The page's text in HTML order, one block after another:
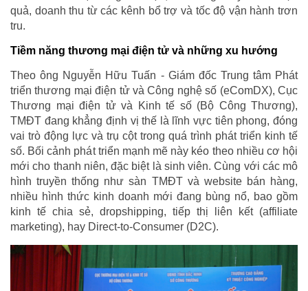
quả, doanh thu từ các kênh bổ trợ và tốc độ vận hành trơn
tru.
Tiềm năng thương mại điện tử và những xu hướng
Theo ông Nguyễn Hữu Tuấn - Giám đốc Trung tâm Phát
triển thương mại điện tử và Công nghệ số (eComDX), Cục
Thương mại điện tử và Kinh tế số (Bộ Công Thương),
TMĐT đang khẳng định vị thế là lĩnh vực tiên phong, đóng
vai trò động lực và trụ cột trong quá trình phát triển kinh tế
số. Bối cảnh phát triển mạnh mẽ này kéo theo nhiều cơ hội
mới cho thanh niên, đặc biệt là sinh viên. Cùng với các mô
hình truyền thống như sàn TMĐT và website bán hàng,
nhiều hình thức kinh doanh mới đang bùng nổ, bao gồm
kinh tế chia sẻ, dropshipping, tiếp thị liên kết (affiliate
marketing), hay Direct-to-Consumer (D2C).